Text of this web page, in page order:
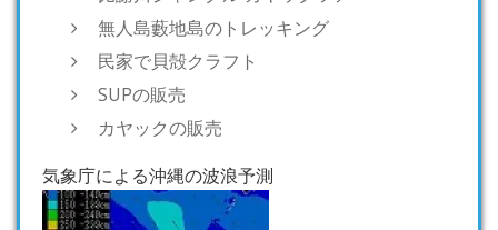
無人島藪地島のトレッキング
民家で貝殻クラフト
SUPの販売
カヤックの販売
気象庁による沖縄の波浪予測